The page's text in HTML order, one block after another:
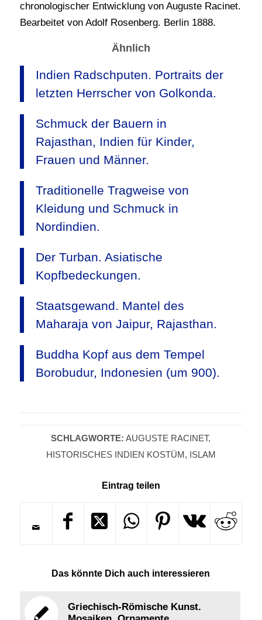
chronologischer Entwicklung von Auguste Racinet.
Bearbeitet von Adolf Rosenberg. Berlin 1888.
Ähnlich
Indien Radschputen. Portraits der
letzten Herrscher von Golkonda.
Schmuck der Bauern in
Rajasthan, Indien für Kinder,
Frauen und Männer.
Traditionelle Tragweise von
Kleidung und Schmuck in
Nordindien.
Der Turban. Asiatische
Kopfbedeckungen.
Staatsgewand. Mantel des
Maharaja von Jaipur, Rajasthan.
Buddha Kopf aus dem Tempel
Borobudur, Indonesien (um 900).
SCHLAGWORTE: AUGUSTE RACINET,
HISTORISCHES INDIEN KOSTÜM, ISLAM
Eintrag teilen
Das könnte Dich auch interessieren
Griechisch-Römische Kunst.